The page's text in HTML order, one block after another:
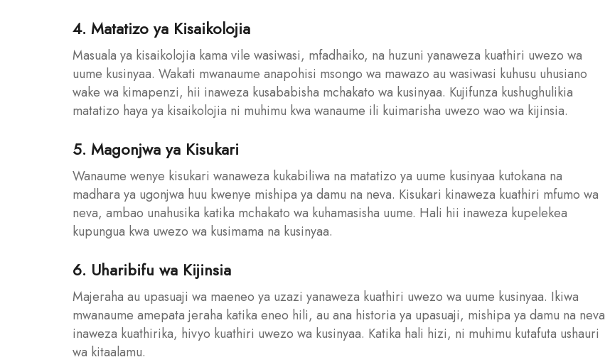
4. Matatizo ya Kisaikolojia
Masuala ya kisaikolojia kama vile wasiwasi, mfadhaiko, na huzuni yanaweza kuathiri uwezo wa
uume kusinyaa. Wakati mwanaume anapohisi msongo wa mawazo au wasiwasi kuhusu uhusiano
wake wa kimapenzi, hii inaweza kusababisha mchakato wa kusinyaa. Kujifunza kushughulikia
matatizo haya ya kisaikolojia ni muhimu kwa wanaume ili kuimarisha uwezo wao wa kijinsia.
5. Magonjwa ya Kisukari
Wanaume wenye kisukari wanaweza kukabiliwa na matatizo ya uume kusinyaa kutokana na
madhara ya ugonjwa huu kwenye mishipa ya damu na neva. Kisukari kinaweza kuathiri mfumo wa
neva, ambao unahusika katika mchakato wa kuhamasisha uume. Hali hii inaweza kupelekea
kupungua kwa uwezo wa kusimama na kusinyaa.
6. Uharibifu wa Kijinsia
Majeraha au upasuaji wa maeneo ya uzazi yanaweza kuathiri uwezo wa uume kusinyaa. Ikiwa
mwanaume amepata jeraha katika eneo hili, au ana historia ya upasuaji, mishipa ya damu na neva
inaweza kuathirika, hivyo kuathiri uwezo wa kusinyaa. Katika hali hizi, ni muhimu kutafuta ushauri
wa kitaalamu.